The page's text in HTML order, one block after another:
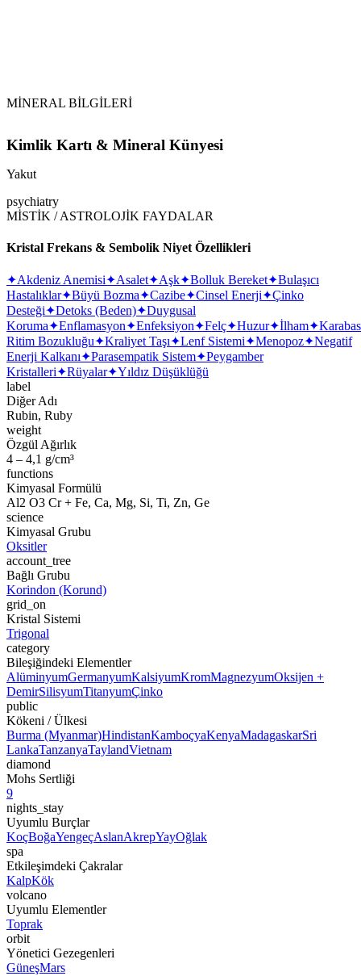
MİNERAL BİLGİLERİ
Kimlik Kartı & Mineral Künyesi
Yakut
psychiatry
MİSTİK / ASTROLOJİK FAYDALAR
Kristal Frekans & Sembolik Niyet Özellikleri
✦Akdeniz Anemisi✦Asalet✦Aşk✦Bolluk Bereket✦Bulaşıcı
Hastalıklar✦Büyü Bozma✦Cazibe✦Cinsel Enerji✦Çinko
Desteği✦Detoks (Beden)✦Duygusal
Koruma✦Enflamasyon✦Enfeksiyon✦Felç✦Huzur✦İlham✦
Ritim Bozukluğu✦Kraliyet Taşı✦Lenf Sistemi✦Menopoz✦Negatif
Enerji Kalkanı✦Parasempatik Sistem✦Peygamber
Kristalleri✦Rüyalar✦Yıldız Düşüklüğü
label
Diğer Adı
Rubin, Ruby
weight
Özgül Ağırlık
4 – 4,1 g/cm³
functions
Kimyasal Formülü
Al2 O3 Cr + Fe, Ca, Mg, Si, Ti, Zn, Ge
science
Kimyasal Grubu
Oksitler
account_tree
Bağlı Grubu
Korindon (Korund)
grid_on
Kristal Sistemi
Trigonal
category
Bileşiğindeki Elementler
AlüminyumGermanyumKalsiyumKromMagnezyumOksijen +
DemirSilisyumTitanyumÇinko
public
Kökeni / Ülkesi
Burma (Myanmar)HindistanKamboçyaKenyaMadagaskarSri
LankaTanzanyaTaylandVietnam
diamond
Mohs Sertliği
9
nights_stay
Uyumlu Burçlar
KoçBoğaYengeçAslanAkrepYayOğlak
spa
Etkileşimdeki Çakralar
KalpKök
volcano
Uyumlu Elementler
Toprak
orbit
Yönetici Gezegenleri
GüneşMars